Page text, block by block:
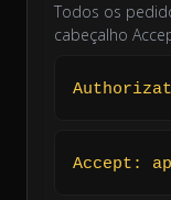
Todos os
cabeçalho
Accept: